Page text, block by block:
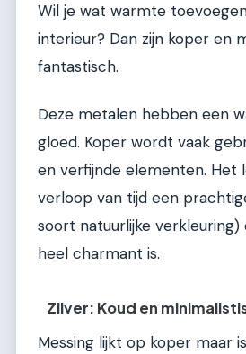
Wil je wat warmte
interieur? Dan zijn koper en
fantastisch.
Deze metalen hebben een
gloed. Koper wordt vaak
en verfijnde elementen. Het
verloop van tijd een
soort natuurlijke verkleuring)
heel charmant is.
Zilver: Koud en
Messing lijkt op koper maar